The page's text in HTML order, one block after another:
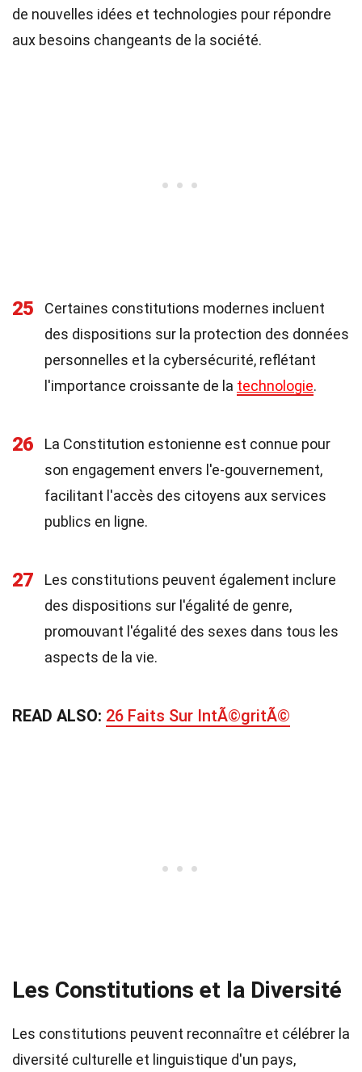
de nouvelles idées et technologies pour répondre
aux besoins changeants de la société.
25
Certaines constitutions modernes incluent
des dispositions sur la protection des données
personnelles et la cybersécurité, reflétant
l'importance croissante de la technologie.
26
La Constitution estonienne est connue pour
son engagement envers l'e-gouvernement,
facilitant l'accès des citoyens aux services
publics en ligne.
27
Les constitutions peuvent également inclure
des dispositions sur l'égalité de genre,
promouvant l'égalité des sexes dans tous les
aspects de la vie.
READ ALSO: 26 Faits Sur IntÃ©gritÃ©
Les Constitutions et la Diversité
Les constitutions peuvent reconnaître et célébrer la
diversité culturelle et linguistique d'un pays,